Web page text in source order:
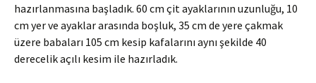
hazırlanmasına başladık. 60 cm çit ayaklarının uzunluğu, 10
cm yer ve ayaklar arasında boşluk, 35 cm de yere çakmak
üzere babaları 105 cm kesip kafalarını aynı şekilde 40
derecelik açılı kesim ile hazırladık.